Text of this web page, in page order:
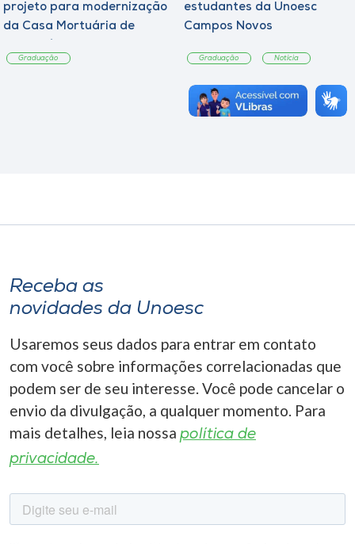
projeto para modernização
da Casa Mortuária de
Graduação
estudantes da Unoesc
Campos Novos
Graduação Notícia
Receba as
novidades da Unoesc
Usaremos seus dados para entrar em contato
com você sobre informações correlacionadas que
podem ser de seu interesse. Você pode cancelar o
envio da divulgação, a qualquer momento. Para
mais detalhes, leia nossa política de
privacidade.